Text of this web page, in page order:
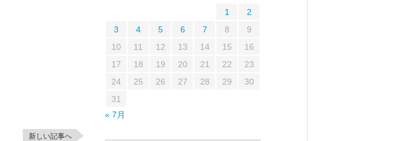
新しい記事へ
1
2
3
4 5 6 7 8
9
10
11 12 13 14 15
16
17
18 19 20 21 22
23
24
25 26 27 28 29
30
31
« 7月